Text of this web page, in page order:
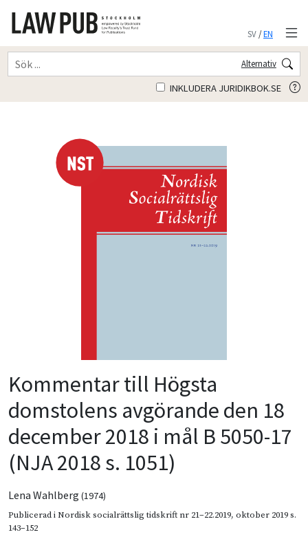
SV/EN
Alternativ
INKLUDERA JURIDIKBOK.SE
Kommentar till Högsta
domstolens avgörande den 18
december 2018 i mål B 5050-17
(NJA 2018 s. 1051)
Lena Wahlberg (1974)
Publicerad iNordisk socialrättslig tidskrift nr 21–22.2019, oktober 2019s.
143–152